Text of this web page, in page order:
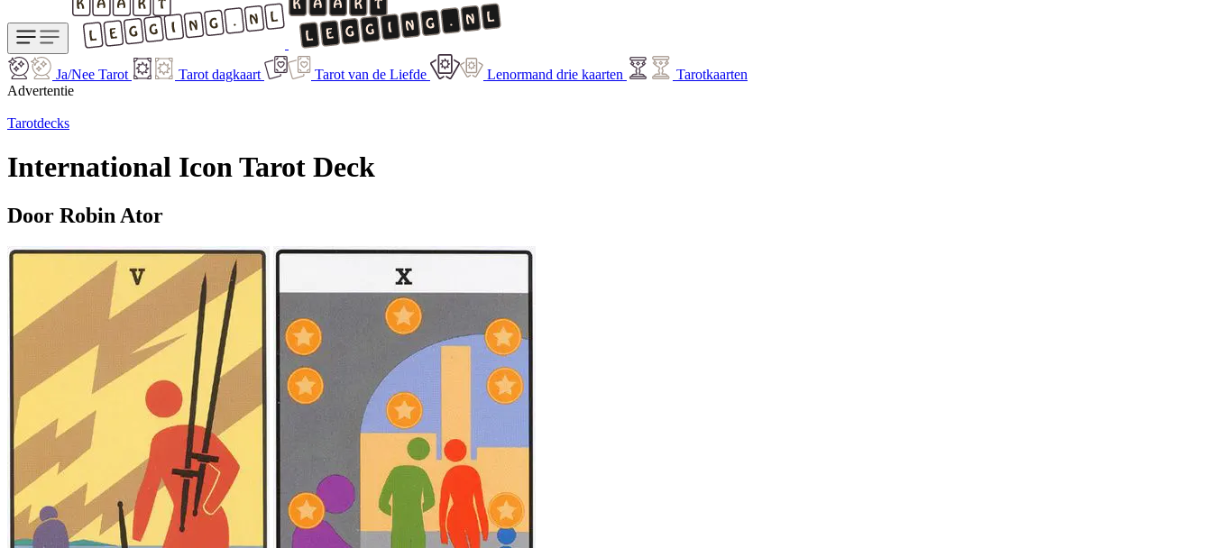
Ja/Nee Tarot Tarot dagkaart Tarot van de Liefde Lenormand drie kaarten
Tarotkaarten
Advertentie
Tarotdecks
International Icon Tarot Deck
Door Robin Ator